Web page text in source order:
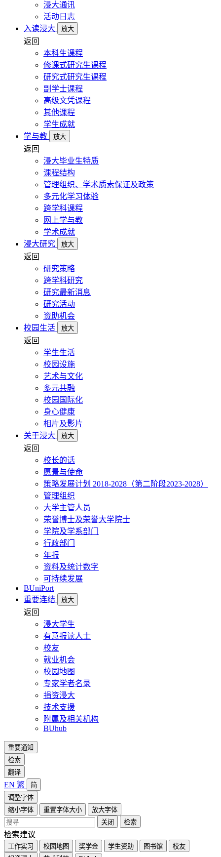
浸大通讯
活动日志
入读浸大
放大
返回
本科生课程
修课式研究生课程
研究式研究生课程
副学士课程
高级文凭课程
其他课程
学生成就
学与教
放大
返回
浸大毕业生特质
课程结构
管理组织、学术质素保证及政策
多元化学习体验
跨学科课程
网上学与教
学术成就
浸大研究
放大
返回
研究策略
跨学科研究
研究最新消息
研究活动
资助机会
校园生活
放大
返回
学生生活
校园设施
艺术与文化
多元共融
校园国际化
身心健康
相片及影片
关于浸大
放大
返回
校长的话
愿景与使命
策略发展计划 2018-2028（第二阶段2023-2028）
管理组织
大学主管人员
荣誉博士及荣誉大学院士
学院及学系部门
行政部门
年报
资料及统计数字
可持续发展
BUniPort
重要连结
放大
返回
浸大学生
有意报读人士
校友
就业机会
校园地图
专家学者名录
捐资浸大
技术支援
附属及相关机构
BUhub
重要通知
检索
翻译
EN 繁
简
调整字体
缩小字体
重置字体大小
放大字体
关闭
检索
检索建议
工作实习 校园地图 奖学金 学生资助 图书馆
校友